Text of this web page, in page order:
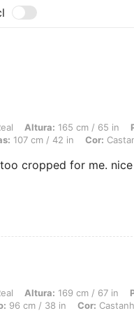
165 cm / 65 in, Peso: 42
Altura: 165 cm / 65 in
107 cm / 42 in Cor:
cropped for me.
169 cm / 67 in, Peso: 68
Altura: 169 cm / 67 in
96 cm / 38 in Cor: